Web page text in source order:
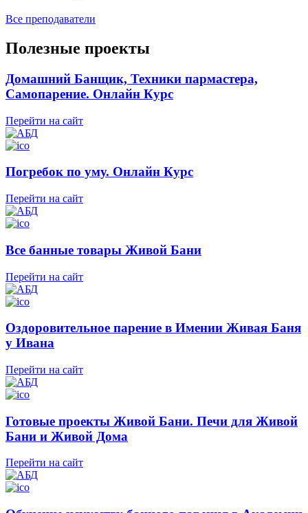
Все преподаватели
Полезные проекты
Домашний Банщик, Техники пармастера,
Самопарение. Онлайн Курс
Перейти на сайт
Погребок по уму. Онлайн Курс
Перейти на сайт
Все банные товары Живой Бани
Перейти на сайт
Оздоровительное парение в Имении Живая Баня
у Ивана
Перейти на сайт
Готовые проекты Живой Бани. Печи для Живой
Бани и Живой Дома
Перейти на сайт